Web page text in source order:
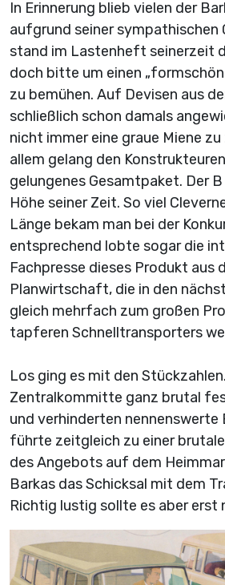
In Erinnerung blieb vielen der
aufgrund seiner sympathischen
stand im Lastenheft seinerzeit
doch bitte um einen
zu bemühen. Auf Devisen aus
schließlich schon damals
nicht immer eine graue Miene zu
allem gelang den
gelungenes Gesamtpaket. Der
Höhe seiner Zeit. So viel
Länge bekam man bei der
entsprechend lobte sogar die
Fachpresse dieses Produkt aus
Planwirtschaft, die in den
gleich mehrfach zum großen
tapferen Schnelltransporters
Los ging es mit den
Zentralkommitte ganz brutal
und verhinderten nennenswerte
führte zeitgleich zu einer
des Angebots auf dem
Barkas das Schicksal mit dem
Richtig lustig sollte es aber erst